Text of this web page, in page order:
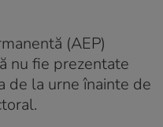
(AEP)
nu fie prezentate
de la urne înainte de